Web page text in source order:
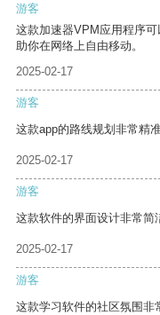
游客
这款加速器VPM应用程序
助你在网络上自由移动。
2025-02-17
游客
这款app的路线规划非常精
2025-02-17
游客
这款软件的界面设计非常简
2025-02-17
游客
这款学习软件的社区氛围非